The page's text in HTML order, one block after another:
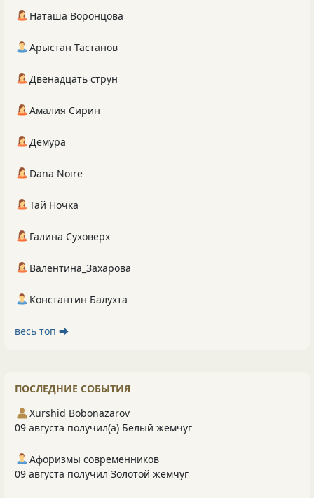
Наташа Воронцова
Арыстан Тастанов
Двенадцать струн
Амалия Сирин
Демура
Dana Noire
Тай Ночка
Галина Суховерх
Валентина_Захарова
Константин Балухта
весь топ ⮕
ПОСЛЕДНИЕ СОБЫТИЯ
Xurshid Bobonazarov
09 августа получил(а) Белый жемчуг
Афоризмы современников
09 августа получил Золотой жемчуг